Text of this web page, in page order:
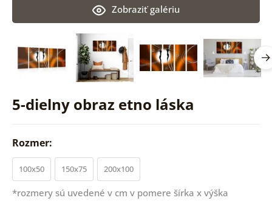
5-dielny obraz etno láska
Zobraziť galériu
Rozmer:
100x50 150x75 200x100
*rozmery sú uvedené v cm v pomere šírka x výška